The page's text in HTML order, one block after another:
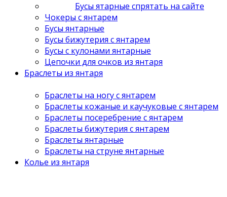
Бусы ятарные спрятать на сайте
Чокеры с янтарем
Бусы янтарные
Бусы бижутерия с янтарем
Бусы с кулонами янтарные
Цепочки для очков из янтаря
Браслеты из янтаря
Браслеты на ногу с янтарем
Браслеты кожаные и каучуковые с янтарем
Браслеты посеребрение с янтарем
Браслеты бижутерия с янтарем
Браслеты янтарные
Браслеты на струне янтарные
Колье из янтаря